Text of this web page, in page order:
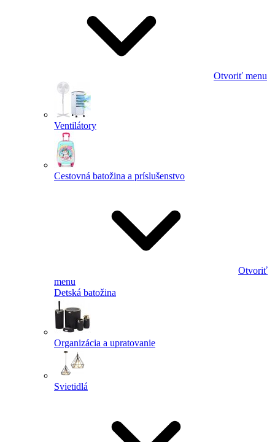
Otvoriť menu
Ventilátory
Cestovná batožina a príslušenstvo
Otvoriť
menu
Detská batožina
Organizácia a upratovanie
Svietidlá